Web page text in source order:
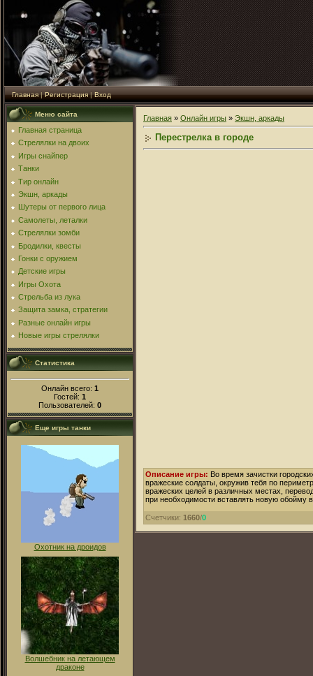
Главная|Регистрация|Вход
Меню сайта
Главная страница
Стрелялки на двоих
Игры снайпер
Танки
Тир онлайн
Экшн, аркады
Шутеры от первого лица
Самолеты, леталки
Стрелялки зомби
Бродилки, квесты
Гонки с оружием
Детские игры
Игры Охота
Стрельба из лука
Защита замка, стратегии
Разные онлайн игры
Новые игры стрелялки
Статистика
Онлайн всего: 1
Гостей: 1
Пользователей: 0
Еще игры танки
Охотник на дроидов
Волшебник на летающем
драконе
Главная » Онлайн игры » Экшн, аркады
Перестрелка в городе
Описание игры: Во время зачистки
вражеские солдаты, окружив тебя по
вражеских целей в различных местах,
при необходимости вставлять новую обойму
Счетчики: 1660/0